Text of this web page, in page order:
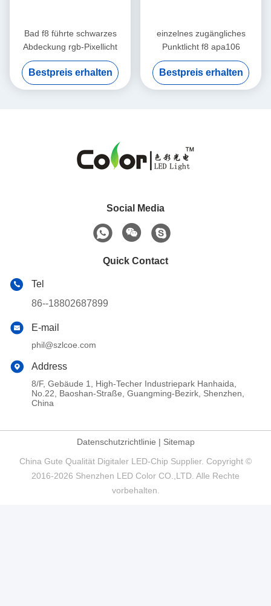
Bad f8 führte schwarzes
Abdeckung rgb-Pixellicht
Bestpreis erhalten
einzelnes zugängliches
Punktlicht f8 apa106
Bestpreis erhalten
Social Media
Quick Contact
Tel
86--18802687899
E-mail
phil@szlcoe.com
Address
8/F, Gebäude 1, High-Techer Industriepark Hanhaida,
No.22, Baoshan-Straße, Guangming-Bezirk, Shenzhen,
China
Datenschutzrichtlinie | Sitemap
China Gute Qualität Digitaler LED-Chip Supplier. Copyright ©
2016-2026 Shenzhen LED Color CO.,LTD. Alle Rechte
vorbehalten.